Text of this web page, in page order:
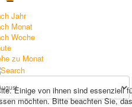
Jahr
Monat
Woche
zu Monat
Einige von ihnen sind essenziell
möchten. Bitte beachten Sie,